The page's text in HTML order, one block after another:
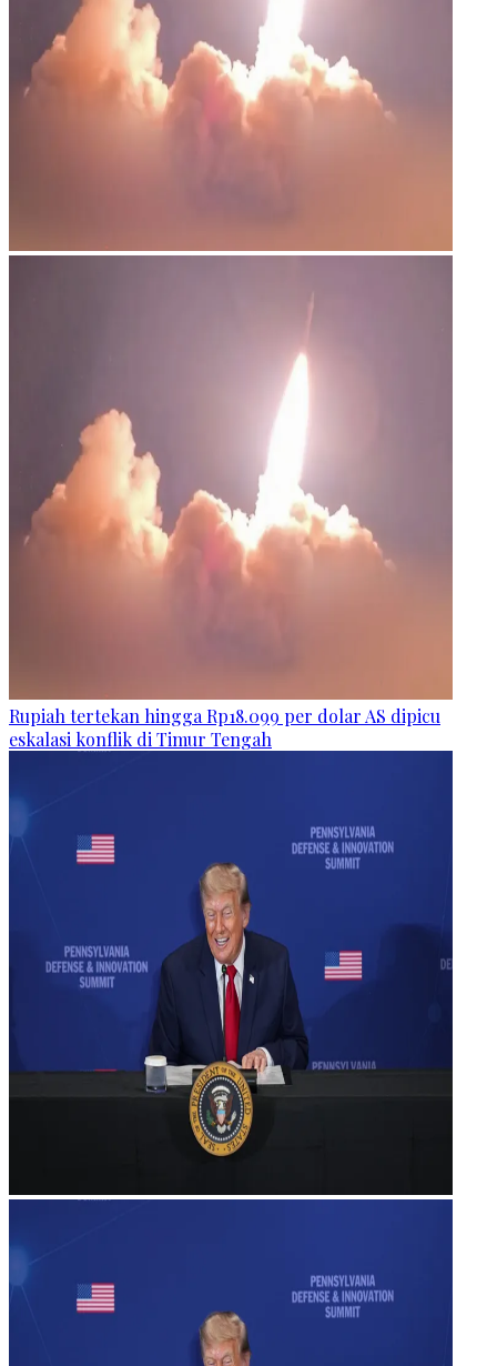
Rupiah tertekan hingga Rp18.099 per dolar AS dipicu
eskalasi konflik di Timur Tengah